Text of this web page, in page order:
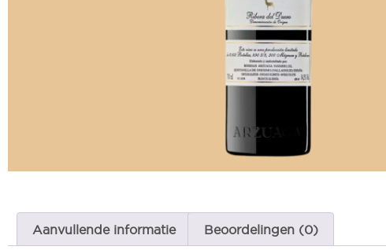
Aanvullende informatie Beoordelingen (0)